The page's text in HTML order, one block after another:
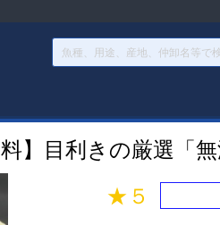
料】目利きの厳選「
★５